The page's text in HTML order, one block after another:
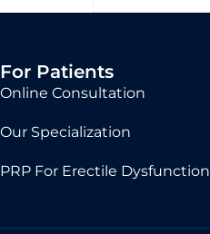
For Patients
Online Consultation
Our Specialization
PRP For Erectile Dysfunction